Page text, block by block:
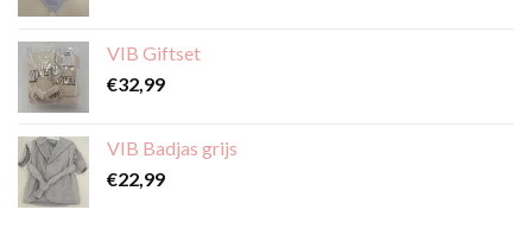
de
productpagina
VIB Giftset
€32,99
VIB Badjas grijs
€22,99